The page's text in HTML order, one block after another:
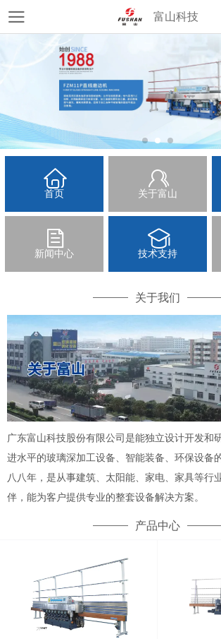
富山科技
首页 关于富山
新闻中心 技术支持
关于我们
广东富山科技股份有限公司是能独立设计开发和
进水平的玻璃深加工设备、智能装备、环保设备
八八年，是从事建筑、太阳能、家电、家具等行
伴，能为客户提供专业的整套设备解决方案。
产品中心